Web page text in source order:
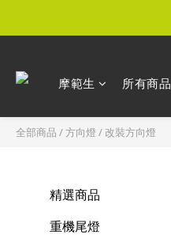
摩範生 所有商品
全部商品 /方向燈 /改裝方向燈
精選商品
重機尾燈